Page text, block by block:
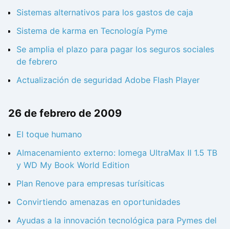
Sistemas alternativos para los gastos de caja
Sistema de karma en Tecnología Pyme
Se amplia el plazo para pagar los seguros sociales
de febrero
Actualización de seguridad Adobe Flash Player
26 de febrero de 2009
El toque humano
Almacenamiento externo: Iomega UltraMax II 1.5 TB
y WD My Book World Edition
Plan Renove para empresas turísiticas
Convirtiendo amenazas en oportunidades
Ayudas a la innovación tecnológica para Pymes del